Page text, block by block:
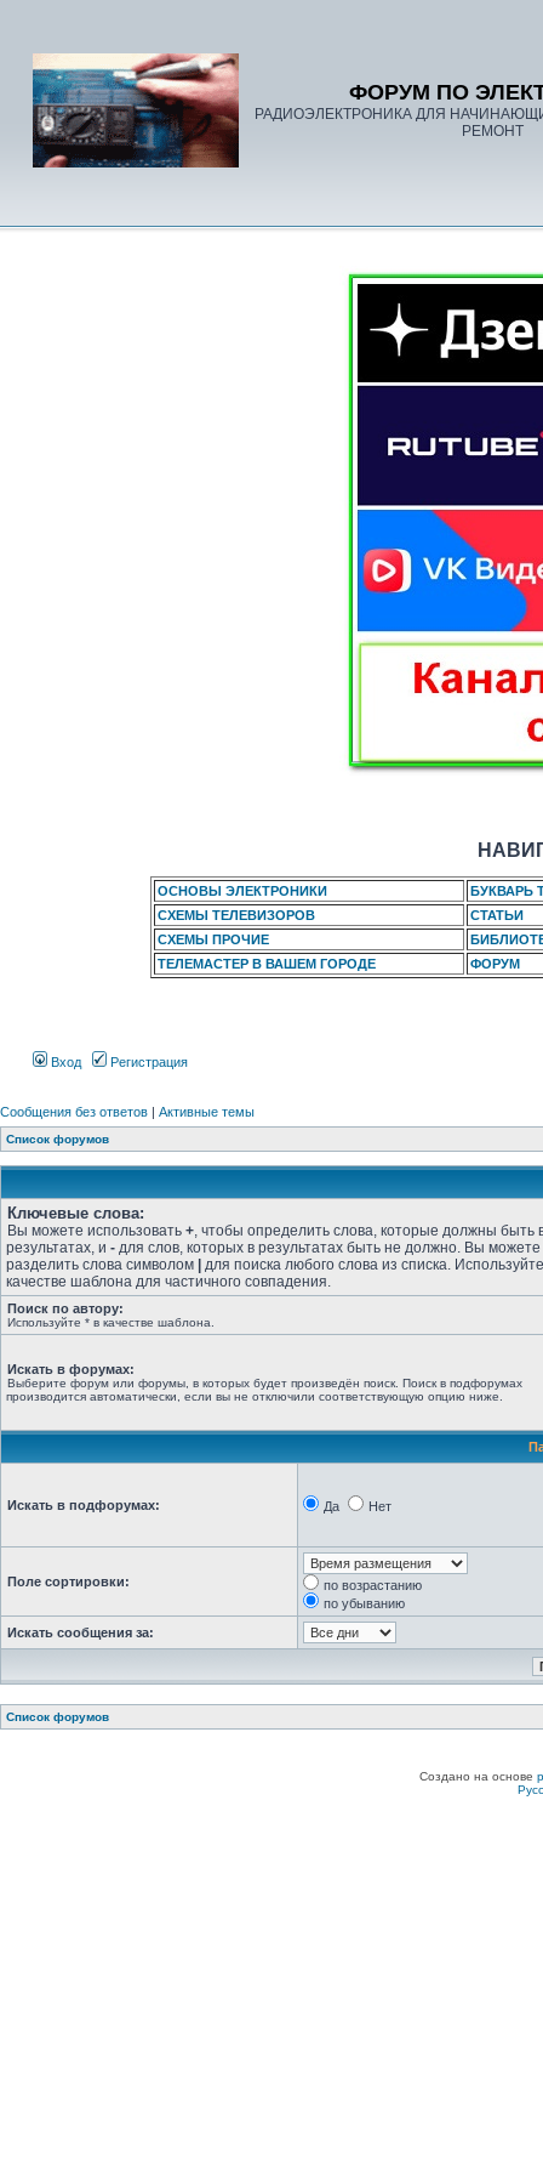
ФОРУМ ПО
РАДИОЭЛЕКТРОНИКА ДЛЯ
РЕМОНТ
ОСНОВЫ ЭЛЕКТРОНИКИ
БУКВАРЬ
СХЕМЫ ТЕЛЕВИЗОРОВ
СТАТЬИ
СХЕМЫ ПРОЧИЕ
ТЕЛЕМАСТЕР В ВАШЕМ ГОРОДЕ
ФОРУМ
Вход Регистрация
Сообщения без ответов | Активные темы
Список форумов
Ключевые слова:
Вы можете использовать +, чтобы определить слова, которые должны быть
результатах, и - для слов, которых в результатах быть не должно. Вы можете
разделить слова символом
для поиска любого слова из списка.
качестве шаблона для частичного совпадения.
Поиск по автору:
Используйте * в качестве шаблона.
Искать в форумах:
Выберите форум или форумы, в которых будет произведён поиск. Поиск в подфорумах
производится автоматически, если вы не отключили соответствующую опцию ниже.
Искать в подфорумах: Да Нет
Поле сортировки:
по возрастанию
по убыванию
Искать сообщения за:
Список форумов
Создано на основе